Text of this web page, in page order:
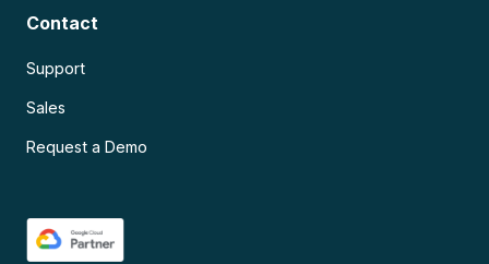
Contact
Support
Sales
Request a Demo